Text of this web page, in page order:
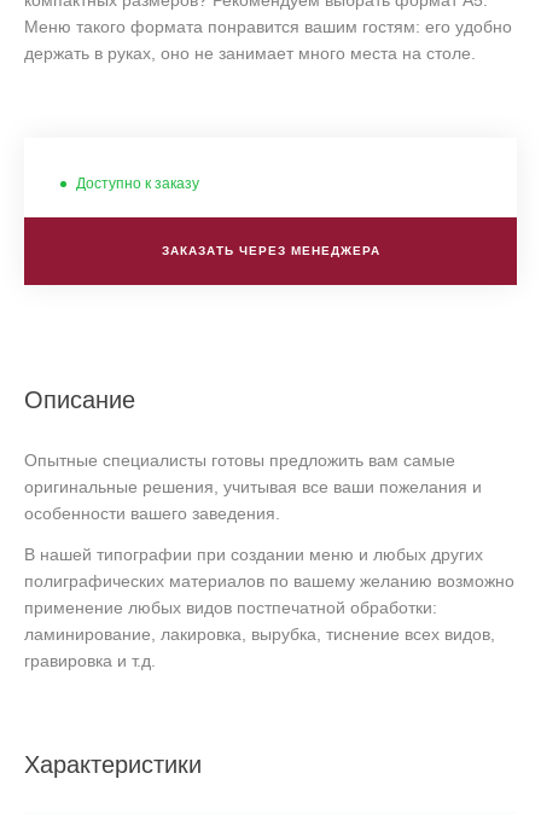
Меню такого формата понравится вашим гостям: его удобно
держать в руках, оно не занимает много места на столе.
Доступно к заказу
ЗАКАЗАТЬ ЧЕРЕЗ МЕНЕДЖЕРА
Описание
Опытные специалисты готовы предложить вам самые
оригинальные решения, учитывая все ваши пожелания и
особенности вашего заведения.
В нашей типографии при создании меню и любых других
полиграфических материалов по вашему желанию возможно
применение любых видов постпечатной обработки:
ламинирование, лакировка, вырубка, тиснение всех видов,
гравировка и т.д.
Характеристики